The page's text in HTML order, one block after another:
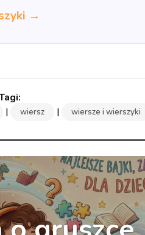
→
| wiersz | wiersze i wierszyki